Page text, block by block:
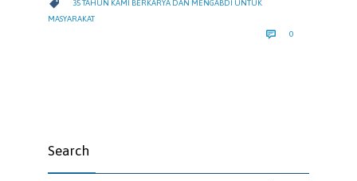
 CATEGORY
35 TAHUN KAMI BERKARYA DAN MENGABDI UNTUK
MASYARAKAT
 0
Search